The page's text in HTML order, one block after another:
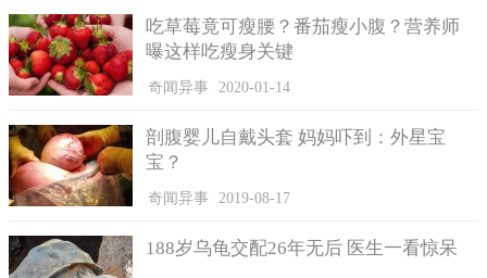
包括香皂、毛巾等日用品，奖品和下一期的出入证一起领取发
放。
吃草莓竟可瘦腰？番茄瘦小腹？营养师
曝这样吃瘦身关键
奇闻异事 2020-01-14
剖腹婴儿自戴头套 妈妈吓到：外星宝
宝？
奇闻异事 2019-08-17
188岁乌龟交配26年无后 医生一看惊呆